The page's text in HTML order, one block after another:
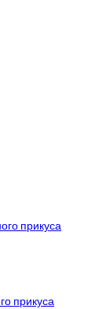
прикуса
прикуса